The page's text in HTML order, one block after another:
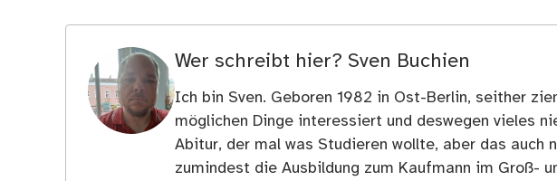
Wer schreibt hier? Sven Buchien
Ich bin Sven. Geboren 1982 in Ost-Berlin, seither
möglichen Dinge interessiert und deswegen vieles
Abitur, der mal was Studieren wollte, aber das auch
zumindest die Ausbildung zum Kaufmann im Groß-